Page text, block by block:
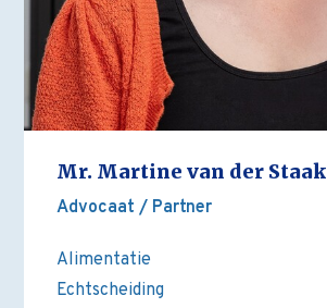
Mr. Martine van der Staak
Advocaat / Partner
Alimentatie
Echtscheiding